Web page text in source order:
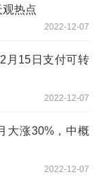
热点
2022-12-07
月15日支付可转
2022-12-07
大涨30%，中概
2022-12-07